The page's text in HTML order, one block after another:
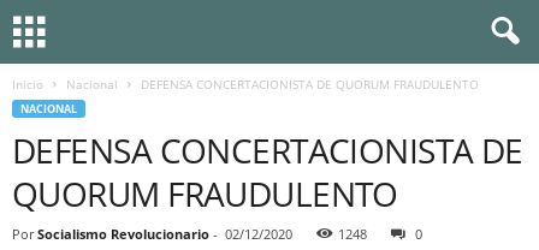
Inicio Nacional DEFENSA CONCERTACIONISTA DE QUORUM FRAUDULENTO
NACIONAL
DEFENSA CONCERTACIONISTA DE
QUORUM FRAUDULENTO
Por Socialismo Revolucionario - 02/12/2020 1248 0